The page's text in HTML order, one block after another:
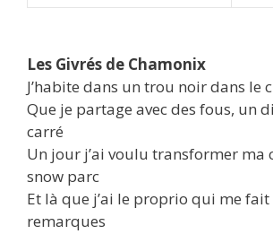
Les Givrés de Chamonix
J’habite dans un trou noir dans le
Que je partage avec des fous, un
carré
Un jour j’ai voulu transformer ma
snow parc
Et là que j’ai le proprio qui me fait
remarques